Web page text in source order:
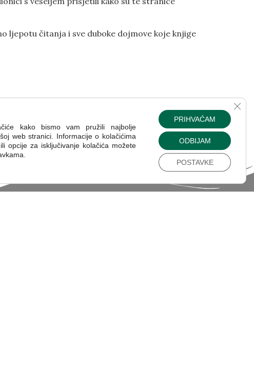
ljepotu čitanja i sve duboke dojmove koje knjige
kako bismo vam pružili najbolje
web stranici. Informacije o kolačićima
opcije za isključivanje kolačića možete
PRIHVAĆAM
ODBIJAM
POSTAVKE